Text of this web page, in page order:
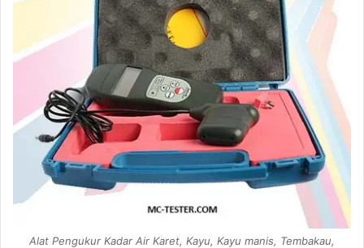
Alat Pengukur Kadar Air Karet, Kayu, Kayu manis, Tembakau,